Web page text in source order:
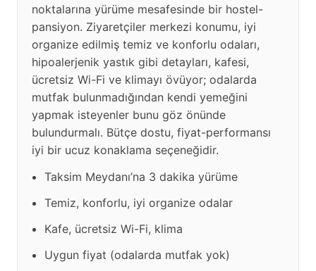
noktalarına yürüme mesafesinde bir hostel-
pansiyon. Ziyaretçiler merkezi konumu, iyi
organize edilmiş temiz ve konforlu odaları,
hipoalerjenik yastık gibi detayları, kafesi,
ücretsiz Wi-Fi ve klimayı övüyor; odalarda
mutfak bulunmadığından kendi yemeğini
yapmak isteyenler bunu göz önünde
bulundurmalı. Bütçe dostu, fiyat-performansı
iyi bir ucuz konaklama seçeneğidir.
Taksim Meydanı’na 3 dakika yürüme
Temiz, konforlu, iyi organize odalar
Kafe, ücretsiz Wi-Fi, klima
Uygun fiyat (odalarda mutfak yok)